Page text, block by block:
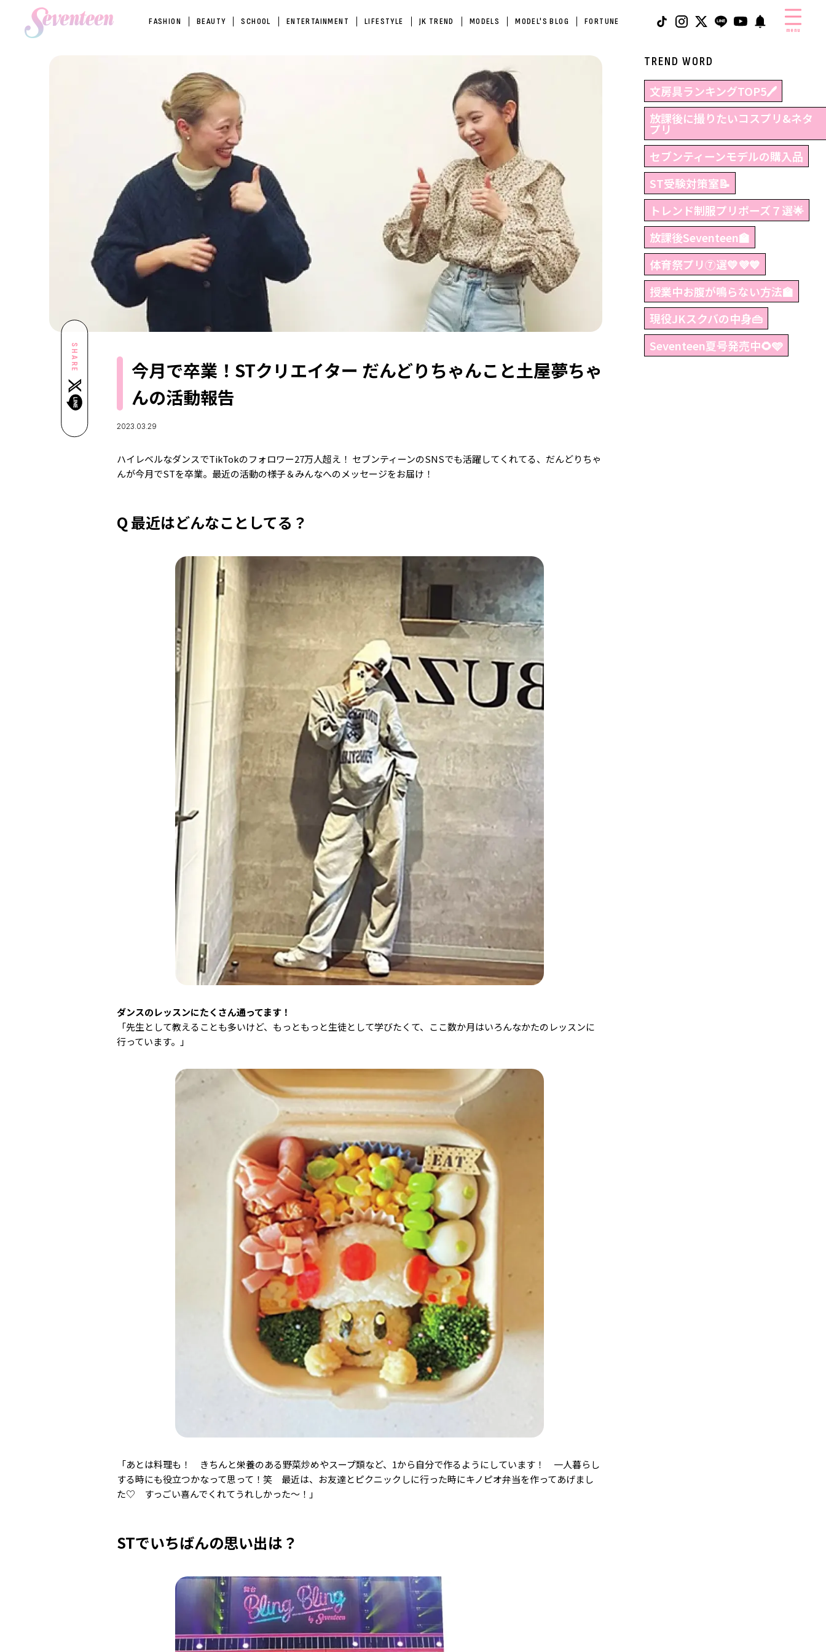
FASHION BEAUTY SCHOOL ENTERTAINMENT LIFESTYLE JK TREND MODELS MODEL'S BLOG FORTUNE
menu
SHARE
今月で卒業！STクリエイター だんどりちゃんこと土屋夢ちゃ
んの活動報告
2023.03.29
ハイレベルなダンスでTikTokのフォロワー27万人超え！ セブンティーンのSNSでも活躍してくれてる、だんどりちゃ
んが今月でSTを卒業。最近の活動の様子＆みんなへのメッセージをお届け！
Q 最近はどんなことしてる？
ダンスのレッスンにたくさん通ってます！
「先生として教えることも多いけど、もっともっと生徒として学びたくて、ここ数か月はいろんなかたのレッスンに
行っています。」
「あとは料理も！ きちんと栄養のある野菜炒めやスープ類など、1から自分で作るようにしています！ 一人暮らし
する時にも役立つかなって思って！笑 最近は、お友達とピクニックしに行った時にキノピオ弁当を作ってあげまし
た♡ すっごい喜んでくれてうれしかった～！」
STでいちばんの思い出は？
TREND WORD
文房具ランキングTOP5🖊
放課後に撮りたいコスプリ&ネタ
プリ
セブンティーンモデルの購入品
ST受験対策室📝
トレンド制服プリポーズ７選🌟
放課後Seventeen🏫
体育祭プリ⑦選💛💜💙
授業中お腹が鳴らない方法🏫
現役JKスクバの中身👜
Seventeen夏号発売中🌻🩵